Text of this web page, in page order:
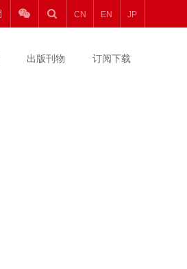
CN EN JP
出版刊物 订阅下载